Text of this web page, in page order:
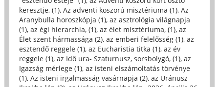
keresztje, (1), Az adventi koszorú misztériuma (1), Az
Aranybulla horoszkópja (1), az asztrológia világnapja
(1), az égi hierarchia, (1), az élet misztériuma, (1), az
Élet szent hármassága (2), az emberi felelősség (1), az
esztendő reggele (1), az Eucharistia titka (1), az év
reggele (1), az Idő ura- Szaturnusz, sorsbolygó, (1), az
Igazság mérlege (1), az isteni elszámoltatás törvénye
(1), Az isteni irgalmasság vasárnapja (2), az Uránusz